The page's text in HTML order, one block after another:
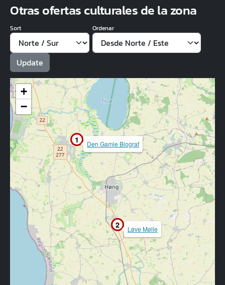
Otras ofertas culturales de la zona
Sort Ordenar
1
2
Den Gamle Biograf
Løve Mølle
+
−